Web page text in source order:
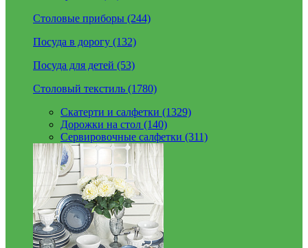
Столовые приборы (244)
Посуда в дорогу (132)
Посуда для детей (53)
Столовый текстиль (1780)
Скатерти и салфетки (1329)
Дорожки на стол (140)
Сервировочные салфетки (311)